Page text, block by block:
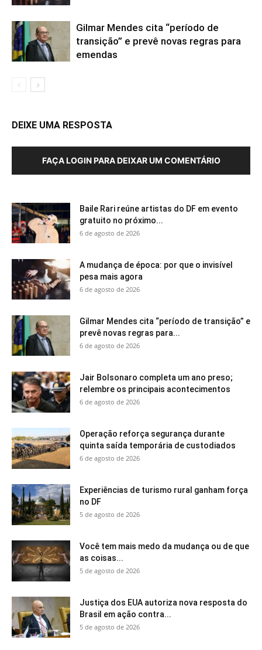
Gilmar Mendes cita “período de
transição” e prevê novas regras para
emendas
DEIXE UMA RESPOSTA
FAÇA LOGIN PARA DEIXAR UM COMENTÁRIO
Baile Rari reúne artistas do DF em evento
gratuito no próximo...
6 de agosto de 2026
A mudança de época: por que o invisível
pesa mais agora
6 de agosto de 2026
Gilmar Mendes cita “período de transição” e
prevê novas regras para...
6 de agosto de 2026
Jair Bolsonaro completa um ano preso;
relembre os principais acontecimentos
6 de agosto de 2026
Operação reforça segurança durante
quinta saída temporária de custodiados
6 de agosto de 2026
Experiências de turismo rural ganham força
no DF
5 de agosto de 2026
Você tem mais medo da mudança ou de que
as coisas...
5 de agosto de 2026
Justiça dos EUA autoriza nova resposta do
Brasil em ação contra...
5 de agosto de 2026